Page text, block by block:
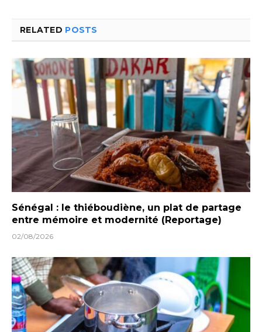
RELATED POSTS
Sénégal : le thiéboudiène, un plat de partage
entre mémoire et modernité (Reportage)
02/08/2026